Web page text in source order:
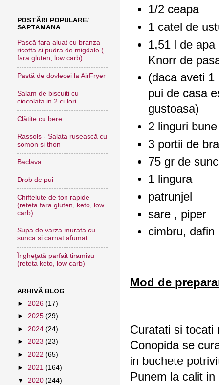
1/2 ceapa
1 catel de
1,51 l de
Knorr de
(daca aveti 1
pui de casa
gustoasa)
2 linguri
3 portii de
75 gr de
1 lingura
patrunjel
sare , piper
cimbru, dafin
Mod de
Curatati si tocati
Conopida se
in buchete
Punem la calit
POSTĂRI POPULARE/
SAPTAMANA
Pască fara aluat cu branza
ricotta si pudra de migdale (
fara gluten, low carb)
Pastă de dovlecei la AirFryer
Salam de biscuiti cu
ciocolata in 2 culori
Clătite cu bere
Rassols - Salata rusească cu
somon si thon
Baclava
Drob de pui
Chiftelute de ton rapide
(reteta fara gluten, keto, low
carb)
Supa de varza murata cu
sunca si carnat afumat
Îngheţată parfait tiramisu
(reteta keto, low carb)
ARHIVĂ BLOG
► 2026 (17)
► 2025 (29)
► 2024 (24)
► 2023 (23)
► 2022 (65)
► 2021 (164)
▼ 2020 (244)